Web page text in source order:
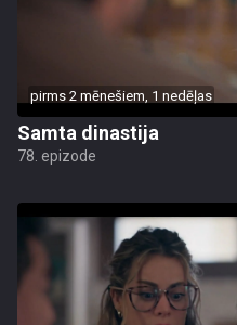
pirms 2 mēnešiem, 1 nedēļas
Samta dinastija
78. epizode